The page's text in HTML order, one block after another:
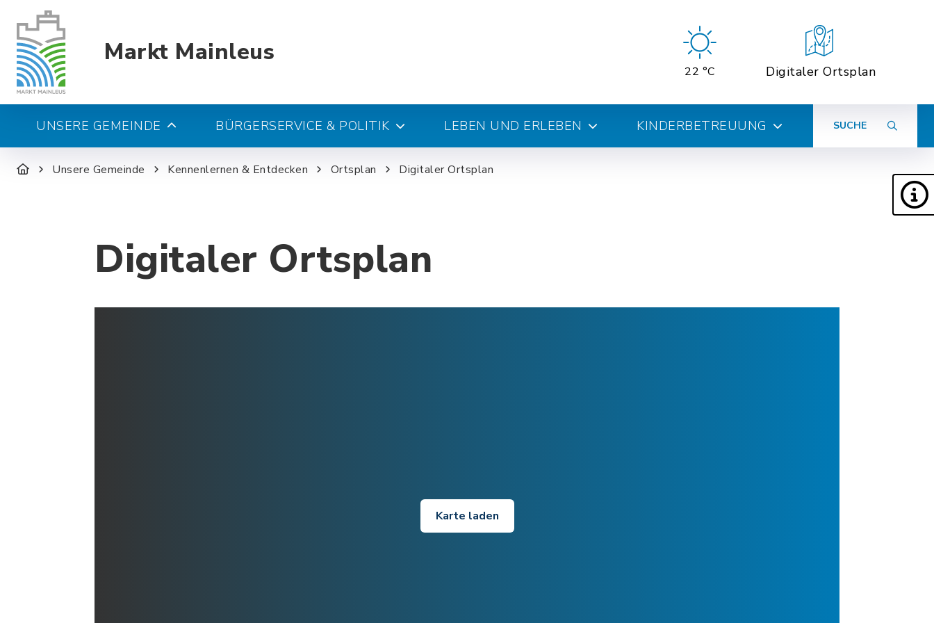
Markt Mainleus
22 °C Digitaler Ortsplan
UNSERE GEMEINDE BÜRGERSERVICE & POLITIK LEBEN UND ERLEBEN KINDERBETREUUNG SUCHE
Unsere Gemeinde Kennenlernen & Entdecken Ortsplan Digitaler Ortsplan
Digitaler Ortsplan
Karte laden